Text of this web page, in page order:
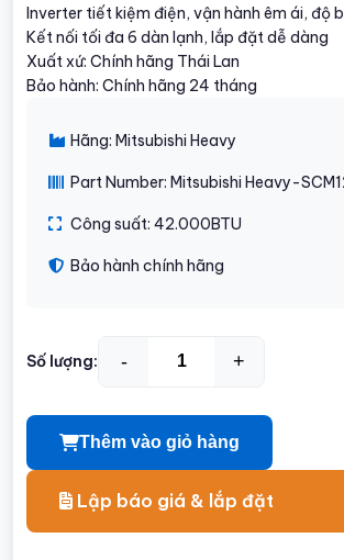
Inverter tiết kiệm điện, vận hành êm ái, độ
Kết nối tối đa 6 dàn lạnh, lắp đặt dễ dàng
Xuất xứ: Chính hãng Thái Lan
Bảo hành: Chính hãng 24 tháng
Hãng: Mitsubishi Heavy
Part Number: Mitsubishi Heavy-
Công suất: 42.000BTU
Bảo hành chính hãng
Số lượng: - +
Thêm vào giỏ hàng
Lập báo giá & lắp đặt